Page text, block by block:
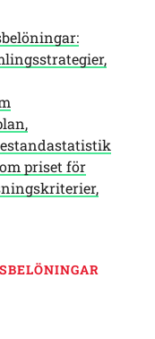
priset för